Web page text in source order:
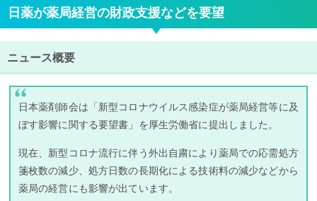
日薬が薬局経営の財政支援などを要望
ニュース概要
日本薬剤師会は「新型コロナウイルス感染症が薬局経営等に及
ぼす影響に関する要望書」を厚生労働省に提出しました。
現在、新型コロナ流行に伴う外出自粛により薬局での応需処方
箋枚数の減少、処方日数の長期化による技術料の減少などから
薬局の経営にも影響が出ています。